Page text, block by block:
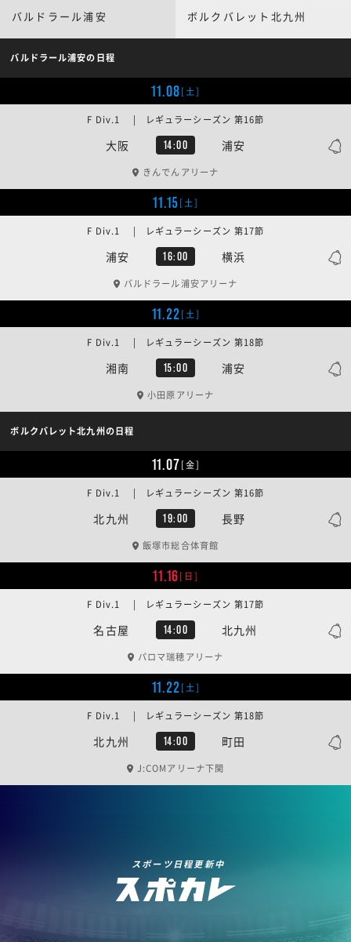
バルドラール浦安 ボルクバレット北九州
バルドラール浦安の日程
11.08[土]
大阪 14:00 浦安
F Div.1 | レギュラーシーズン 第16節
きんでんアリーナ
11.15[土]
浦安 16:00 横浜
F Div.1 | レギュラーシーズン 第17節
バルドラール浦安アリーナ
11.22[土]
湘南 15:00 浦安
F Div.1 | レギュラーシーズン 第18節
小田原アリーナ
ボルクバレット北九州の日程
11.07[金]
北九州 19:00 長野
F Div.1 | レギュラーシーズン 第16節
飯塚市総合体育館
11.16[日]
名古屋 14:00 北九州
F Div.1 | レギュラーシーズン 第17節
パロマ瑞穂アリーナ
11.22[土]
北九州 14:00 町田
F Div.1 | レギュラーシーズン 第18節
J:COMアリーナ下関
スポーツ日程更新中